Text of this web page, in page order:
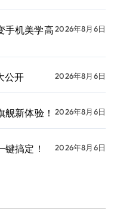
手机美学高2026年8月6日
公开 2026年8月6日
新体验！ 2026年8月6日
搞定！ 2026年8月6日